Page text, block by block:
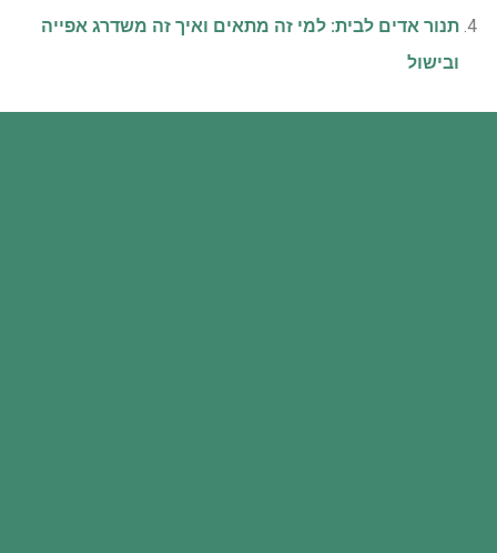
תנור אדים לבית: למי זה מתאים ואיך זה משדרג אפייה
ובישול